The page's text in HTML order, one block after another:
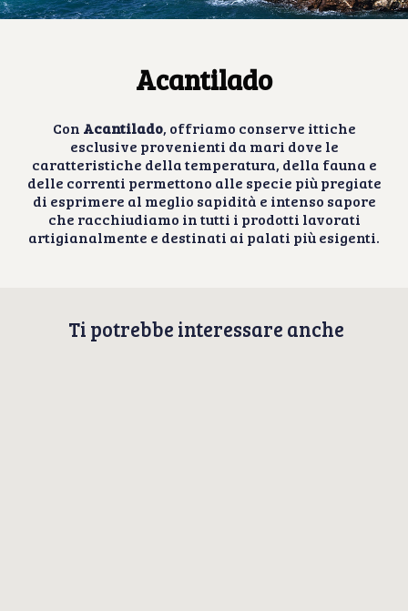
Acantilado
Con Acantilado, offriamo conserve ittiche
esclusive provenienti da mari dove le
caratteristiche della temperatura, della fauna e
delle correnti permettono alle specie più pregiate
di esprimere al meglio sapidità e intenso sapore
che racchiudiamo in tutti i prodotti lavorati
artigianalmente e destinati ai palati più esigenti.
Ti potrebbe interessare anche